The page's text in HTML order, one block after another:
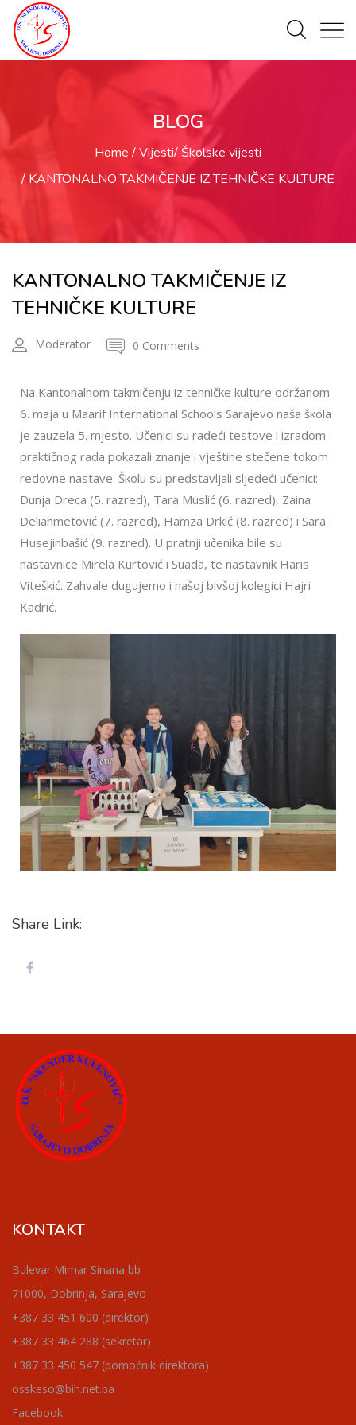
BLOG
Home Vijesti Školske vijesti
KANTONALNO TAKMIČENJE IZ TEHNIČKE KULTURE
KANTONALNO TAKMIČENJE IZ
TEHNIČKE KULTURE
Moderator 0 Comments
Na Kantonalnom takmičenju iz tehničke kulture održanom
6. maja u Maarif International Schools Sarajevo naša škola
je zauzela 5. mjesto. Učenici su radeći testove i izradom
praktičnog rada pokazali znanje i vještine stečene tokom
redovne nastave. Školu su predstavljali sljedeći učenici:
Dunja Dreca (5. razred), Tara Muslić (6. razred), Zaina
Deliahmetović (7. razred), Hamza Drkić (8. razred) i Sara
Husejinbašić (9. razred). U pratnji učenika bile su
nastavnice Mirela Kurtović i Suada, te nastavnik Haris
Viteškić. Zahvale dugujemo i našoj bivšoj kolegici Hajri
Kadrić.
Share Link:
KONTAKT
Bulevar Mimar Sinana bb
71000, Dobrinja, Sarajevo
+387 33 451 600 (direktor)
+387 33 464 288 (sekretar)
+387 33 450 547 (pomoćnik direktora)
osskeso@bih.net.ba
Facebook